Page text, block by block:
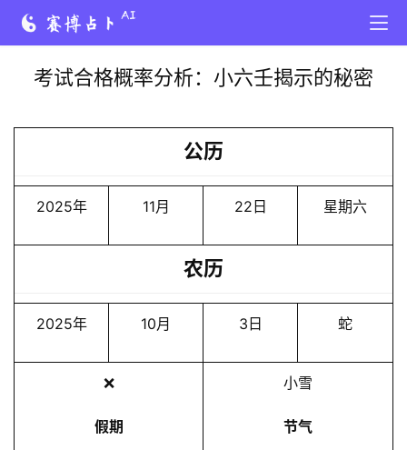
考试合格概率分析：小六壬揭示的秘密
公历
2025年 11月 22日 星期六
农历
2025年 10月 3日 蛇
❌
假期
小雪
节气